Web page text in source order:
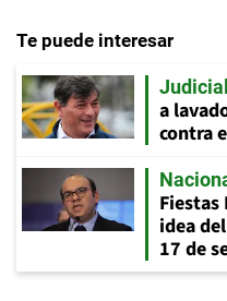
Te puede interesar
Judicial
a
contra
idea
17 de